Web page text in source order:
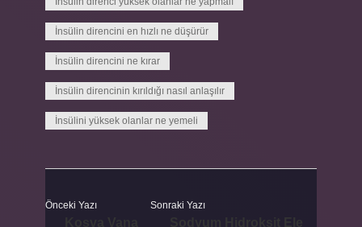
İnsülin direncini en hızlı ne düşürür
İnsülin direncini ne kırar
İnsülin direncinin kırıldığı nasıl anlaşılır
İnsülini yüksek olanlar ne yemeli
Önceki Yazı Sonraki Yazı